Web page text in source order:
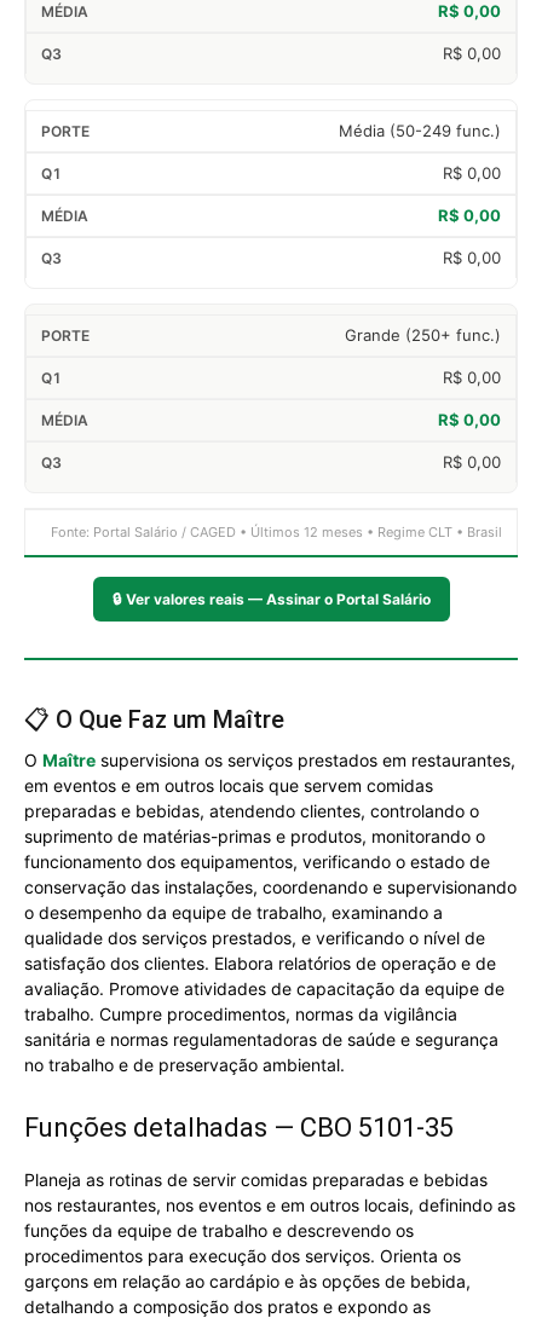
R$ 0,00
R$ 0,00
Média (50-249 func.)
R$ 0,00
R$ 0,00
R$ 0,00
Grande (250+ func.)
R$ 0,00
R$ 0,00
R$ 0,00
Fonte: Portal Salário / CAGED • Últimos 12 meses • Regime CLT • Brasil
🔒 Ver valores reais — Assinar o Portal Salário
📋 O Que Faz um Maître
O Maître supervisiona os serviços prestados em restaurantes,
em eventos e em outros locais que servem comidas
preparadas e bebidas, atendendo clientes, controlando o
suprimento de matérias-primas e produtos, monitorando o
funcionamento dos equipamentos, verificando o estado de
conservação das instalações, coordenando e supervisionando
o desempenho da equipe de trabalho, examinando a
qualidade dos serviços prestados, e verificando o nível de
satisfação dos clientes. Elabora relatórios de operação e de
avaliação. Promove atividades de capacitação da equipe de
trabalho. Cumpre procedimentos, normas da vigilância
sanitária e normas regulamentadoras de saúde e segurança
no trabalho e de preservação ambiental.
Funções detalhadas — CBO 5101-35
Planeja as rotinas de servir comidas preparadas e bebidas
nos restaurantes, nos eventos e em outros locais, definindo as
funções da equipe de trabalho e descrevendo os
procedimentos para execução dos serviços. Orienta os
garçons em relação ao cardápio e às opções de bebida,
detalhando a composição dos pratos e expondo as